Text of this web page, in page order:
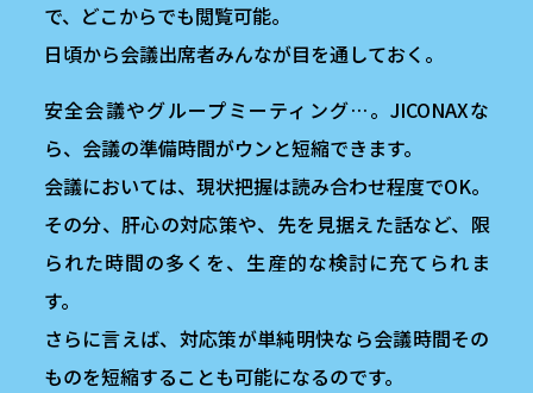
で、どこからでも閲覧可能。
日頃から会議出席者みんなが目を通しておく。
安全会議やグループミーティング…。JICONAXな
ら、会議の準備時間がウンと短縮できます。
会議においては、現状把握は読み合わせ程度でOK。
その分、肝心の対応策や、先を見据えた話など、限
られた時間の多くを、生産的な検討に充てられま
す。
さらに言えば、対応策が単純明快なら会議時間その
ものを短縮することも可能になるのです。